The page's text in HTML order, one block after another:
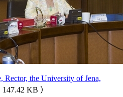
the University of Jena,
KB ）